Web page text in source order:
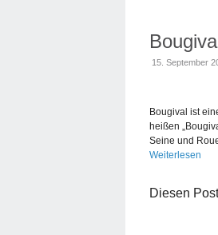
15. September
Bougival ist
heißen
Seine und
Weiterlesen
Diesen